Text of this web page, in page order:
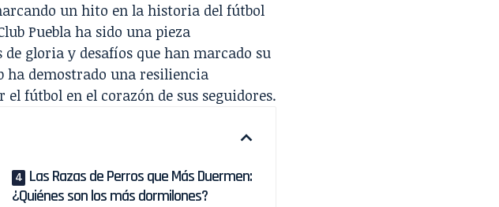
un hito en la historia del fútbol
Puebla ha sido una pieza
gloria y desafíos que han marcado su
ha demostrado una resiliencia
fútbol en el corazón de sus seguidores.
Las Razas de Perros que Más Duermen:
¿Quiénes son los más dormilones?